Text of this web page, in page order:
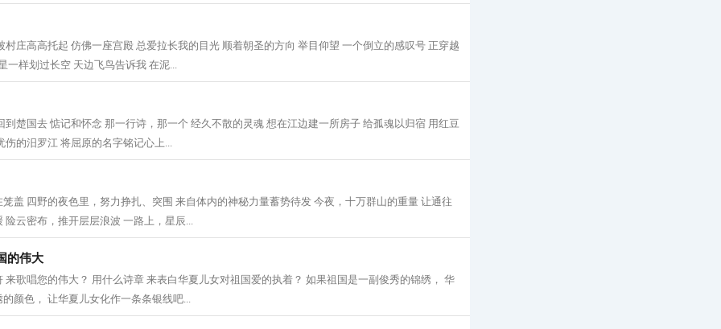
村庄高高托起 仿佛一座宫殿 总爱拉长我的目光 顺着朝圣的方向 举目仰望 一个倒立的感叹号 正穿越
一样划过长空 天边飞鸟告诉我 在泥...
到楚国去 惦记和怀念 那一行诗，那一个 经久不散的灵魂 想在江边建一所房子 给孤魂以归宿 用红豆
伤的汨罗江 将屈原的名字铭记心上...
盖 四野的夜色里，努力挣扎、突围 来自体内的神秘力量蓄势待发 今夜，十万群山的重量 让通往
险云密布，推开层层浪波 一路上，星辰...
的伟大
来歌唱您的伟大？ 用什么诗章 来表白华夏儿女对祖国爱的执着？ 如果祖国是一副俊秀的锦绣， 华
颜色， 让华夏儿女化作一条条银线吧...